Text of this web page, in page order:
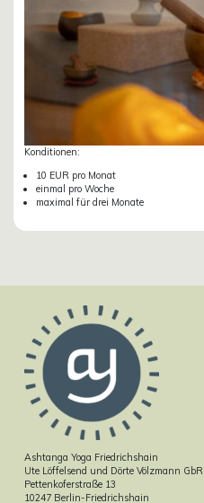
Konditionen:
10 EUR pro Monat
einmal pro Woche
maximal für drei Monate
Ashtanga Yoga Friedrichshain
Ute Löffelsend und Dörte Völzmann GbR
Pettenkoferstraße 13
10247 Berlin-Friedrichshain